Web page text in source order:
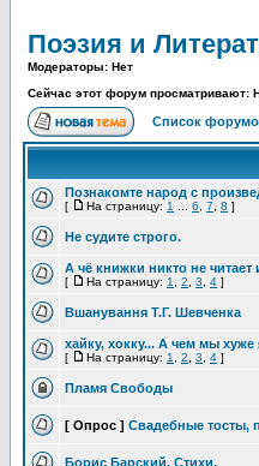
Поэзия и
Модераторы: Нет
Сейчас этот форум просматривают:
Список
Познакомте народ с
[ На страницу: 1 6 7 8 ]
Не судите строго.
А чё книжки никто не
[ На страницу: 1 2 3 4 ]
Вшанування Т.Г. Шевченка
хайку, хокку... А чем мы
[ На страницу: 1 2 3 4 ]
Пламя Свободы
[ Опрос ] Свадебные тосты,
Борис Барский. Стихи.